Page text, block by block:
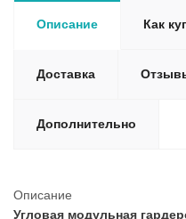
Описание Как
Доставка
Дополнительно
Описание
Угловая модульная